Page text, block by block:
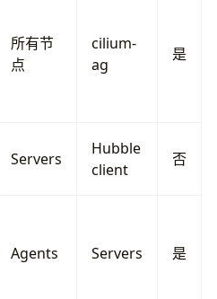
所有节
点
cilium-
ag
是
Servers
Hubble
client
否
Agents Servers 是